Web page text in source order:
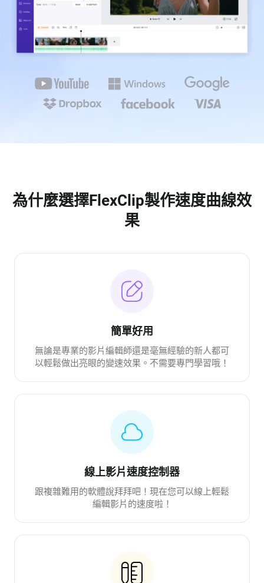
為什麼選擇FlexClip製作速度曲線效
果
簡單好用
無論是專業的影片編輯師還是毫無經驗的新人都可
以輕鬆做出亮眼的變速效果。不需要專門學習哦！
線上影片速度控制器
跟複雜難用的軟體說拜拜吧！現在您可以線上輕鬆
編輯影片的速度啦！